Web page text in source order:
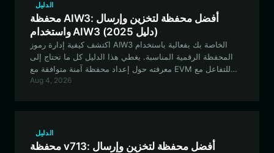
الدليل
محفظة AIW3: أفضل محفظة لتخزين وإرسال
واستخدام AIW3 (دليل 2025)
اكتشف كيفية إدارة رموز AIW3 الخاصة بك بفعالية باستخدام
المحفظة الرقمية المناسبة. يغطي هذا الدليل كل ما تحتاج إلى
معرفته حول إعداد محفظة آمنة متوافقة مع EVM للتفاعل مع
استراتيجيات التداول الأصلية التي تعتمد على الذكاء الاصطناعي
Aug 4, 2026
الدليل
محفظة v713: أفضل محفظة لتخزين وإرسال